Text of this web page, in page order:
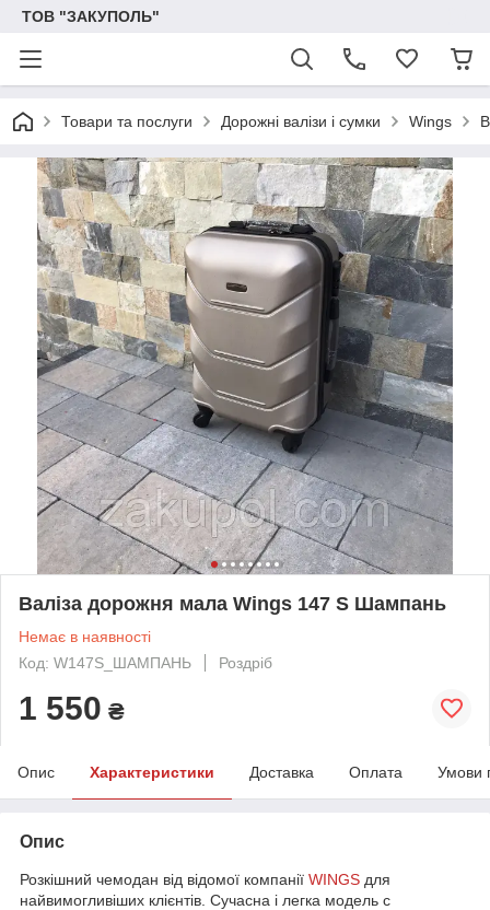
ТОВ "ЗАКУПОЛЬ"
Товари та послуги Дорожні валізи і сумки Wings
Валіза дорожня мала Wings 147 S Шампань
Немає в наявності
Код: W147S_ШАМПАНЬ
Роздріб
1 550 ₴
Опис Характеристики Доставка Оплата Умови
Опис
Розкішний чемодан від відомої компанії WINGS для
найвимогливіших клієнтів. Сучасна і легка модель c